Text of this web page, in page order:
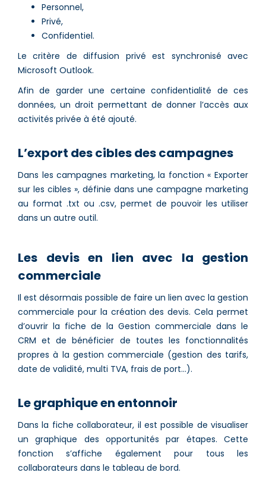
Personnel,
Privé,
Confidentiel.
Le critère de diffusion privé est synchronisé avec
Microsoft Outlook.
Afin de garder une certaine confidentialité de ces
données, un droit permettant de donner l’accès aux
activités privée à été ajouté.
L’export des cibles des campagnes
Dans les campagnes marketing, la fonction « Exporter
sur les cibles », définie dans une campagne marketing
au format .txt ou .csv, permet de pouvoir les utiliser
dans un autre outil.
Les devis en lien avec la gestion
commerciale
Il est désormais possible de faire un lien avec la gestion
commerciale pour la création des devis. Cela permet
d’ouvrir la fiche de la Gestion commerciale dans le
CRM et de bénéficier de toutes les fonctionnalités
propres à la gestion commerciale (gestion des tarifs,
date de validité, multi TVA, frais de port…).
Le graphique en entonnoir
Dans la fiche collaborateur, il est possible de visualiser
un graphique des opportunités par étapes. Cette
fonction s’affiche également pour tous les
collaborateurs dans le tableau de bord.